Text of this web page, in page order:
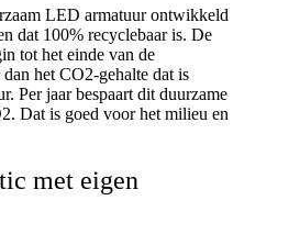
LED armatuur ontwikkeld
dat 100% recyclebaar is. De
tot het einde van de
het CO2-gehalte dat is
Per jaar bespaart dit duurzame
Dat is goed voor het milieu en
met eigen